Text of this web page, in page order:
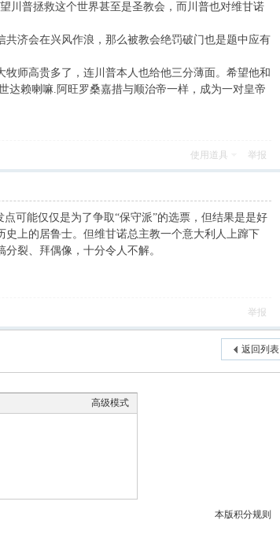
川普拯救这个世界甚至是圣教会，而川普也对维甘诺
济会在兴风作浪，那么被教会绝罚破门也是题中应有
师高贵多了，连川普本人也给他三分薄面。希望他和
达赖喇嘛.阿旺罗桑嘉措与顺治帝一样，成为一对皇帝
使用道具 举报
可能仅仅是为了争取“保守派”的选票，但结果是是好
上的居鲁士。但维甘诺总主教一个意大利人上蹿下
裂、拜偶像，十分令人不解。
举报
返回列表
高级模式
本版积分规则